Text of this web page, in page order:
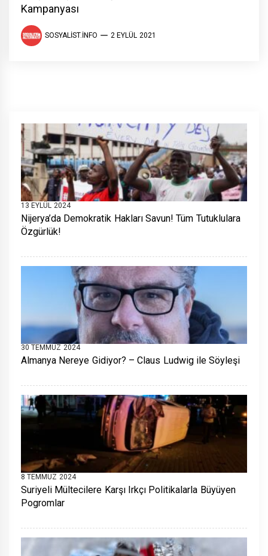
Kampanyası
SOSYALIST.INFO 2 EYLÜL 2021
13 EYLÜL 2024
Nijerya’da Demokratik Hakları Savun! Tüm Tutuklulara
Özgürlük!
30 TEMMUZ 2024
Almanya Nereye Gidiyor? – Claus Ludwig ile Söyleşi
8 TEMMUZ 2024
Suriyeli Mültecilere Karşı Irkçı Politikalarla Büyüyen
Pogromlar